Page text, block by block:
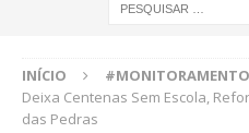
INÍCIO #MONITORAMENTO
Deixa Centenas Sem Escola,
das Pedras